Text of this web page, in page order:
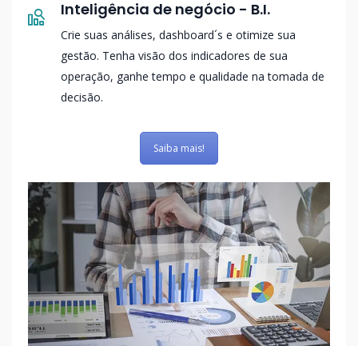
Inteligência de negócio - B.I.
Crie suas análises, dashboard´s e otimize sua
gestão. Tenha visão dos indicadores de sua
operação, ganhe tempo e qualidade na tomada de
decisão.
Saiba mais!